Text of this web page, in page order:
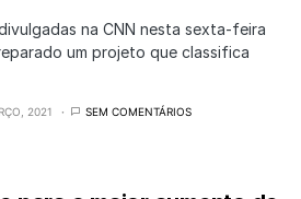
na CNN nesta sexta-feira
um projeto que classifica
2021 SEM COMENTÁRIOS